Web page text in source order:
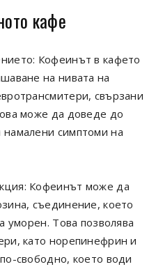
кафе
Кофеинът в кафето
на нивата на
свързани
може да доведе до
симптоми на
Кофеинът може да
съединение, което
уморен. Това позволява
като норепинефрин и
свободно, което води